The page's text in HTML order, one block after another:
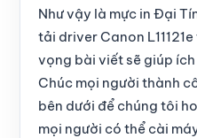
Như vậy là mực in Đại
tải driver Canon
vọng bài viết sẽ giúp
Chúc mọi người thành
bên dưới để chúng tôi
mọi người có thể cài